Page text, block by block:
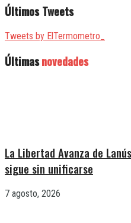
Últimos Tweets
Tweets by ElTermometro_
Últimasnovedades
La Libertad Avanza de
sigue sin unificarse
7 agosto, 2026